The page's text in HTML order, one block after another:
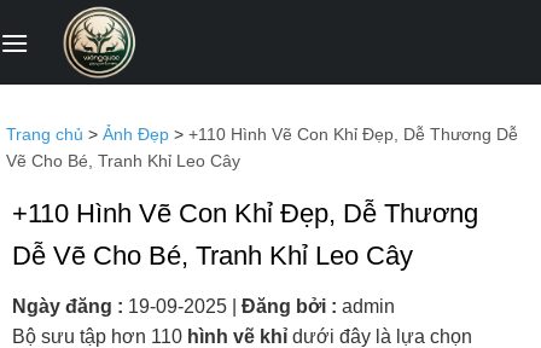
qua
Trang chủ > Ảnh Đẹp > +110 Hình Vẽ Con Khỉ Đẹp, Dễ Thương Dễ
Vẽ Cho Bé, Tranh Khỉ Leo Cây
+110 Hình Vẽ Con Khỉ Đẹp, Dễ Thương
Dễ Vẽ Cho Bé, Tranh Khỉ Leo Cây
Ngày đăng : 19-09-2025 Đăng bởi : admin
Bộ sưu tập hơn 110 hình vẽ khỉ dưới đây là lựa chọn